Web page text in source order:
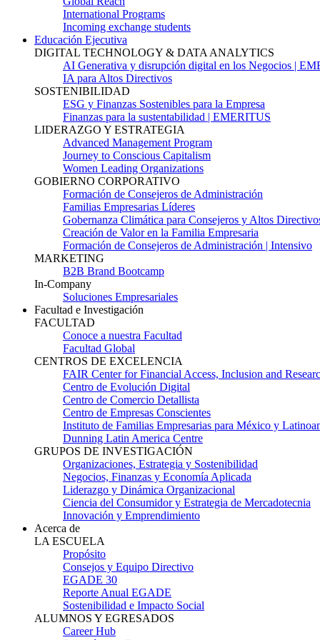
International Programs
Incoming exchange students
Educación Ejecutiva
DIGITAL TECHNOLOGY & DATA ANALYTICS
AI Generativa y disrupción digital en los Negocios |
IA para Altos Directivos
SOSTENIBILIDAD
ESG y Finanzas Sostenibles para la Empresa
Finanzas para la sustentabilidad | EMERITUS
LIDERAZGO Y ESTRATEGIA
Advanced Management Program
Journey to Conscious Capitalism
Women Leading Organizations
GOBIERNO CORPORATIVO
Formación de Consejeros de Administración
Familias Empresarias Líderes
Gobernanza Climática para Consejeros y Altos
Creación de Valor en la Familia Empresaria
Formación de Consejeros de Administración | Intensivo
MARKETING
B2B Brand Bootcamp
In-Company
Soluciones Empresariales
Facultad e Investigación
FACULTAD
Conoce a nuestra Facultad
Facultad Global
CENTROS DE EXCELENCIA
FAIR Center for Financial Access, Inclusion and
Centro de Evolución Digital
Centro de Comercio Detallista
Centro de Empresas Conscientes
Instituto de Familias Empresarias para México y
Dunning Latin America Centre
GRUPOS DE INVESTIGACIÓN
Organizaciones, Estrategia y Sostenibilidad
Negocios, Finanzas y Economía Aplicada
Liderazgo y Dinámica Organizacional
Ciencia del Consumidor y Estrategia de Mercadotecnia
Innovación y Emprendimiento
Acerca de
LA ESCUELA
Propósito
Consejos y Equipo Directivo
EGADE 30
Reporte Anual EGADE
Sostenibilidad e Impacto Social
ALUMNOS Y EGRESADOS
Career Hub